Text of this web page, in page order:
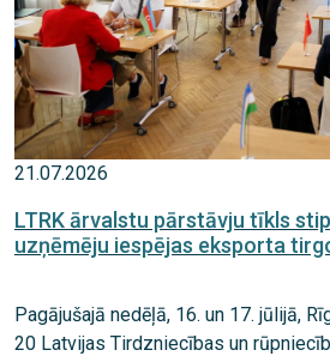
21.07.2026
LTRK ārvalstu pārstāvju tīkls
uzņēmēju iespējas eksporta
Pagājušajā nedēļā, 16. un 17. jūlijā,
20 Latvijas Tirdzniecības un